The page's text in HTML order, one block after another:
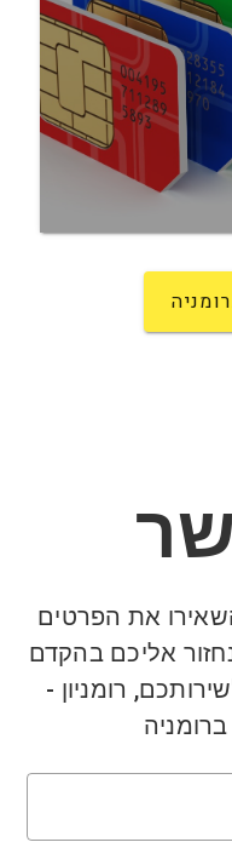
את הפרטים
אליכם בהקדם
רומניון -